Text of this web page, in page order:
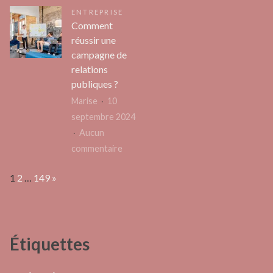
vtc
bordeaux
choisir
votre
chauffeur
ENTREPRISE
Comment
réussir une
campagne de
relations
publiques ?
Marise
10
septembre 2024
Aucun
commentaire
Page:
1 2 … 149 Next
»
Étiquettes